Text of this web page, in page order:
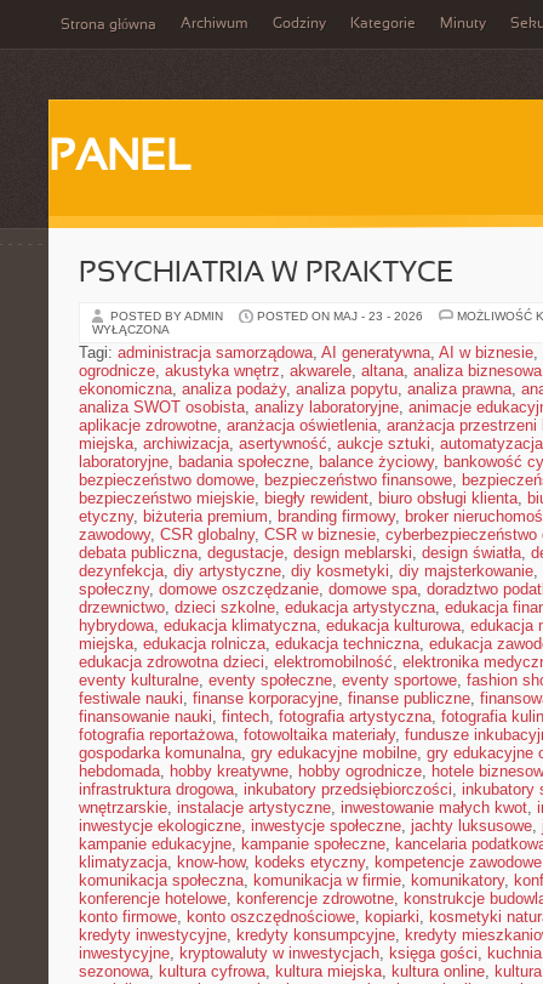
Strona główna Archiwum Godziny Kategorie Minuty
PANEL
PSYCHIATRIA W PRAKTYCE
POSTED BY ADMIN POSTED ON MAJ - 23 - 2026
MOŻLIWOŚĆ
WYŁĄCZONA
Tagi: administracja samorządowa, AI generatywna, AI w biznesie,
ogrodnicze, akustyka wnętrz, akwarele, altana, analiza biznesowa
ekonomiczna, analiza podaży, analiza popytu, analiza prawna,
analiza SWOT osobista, analizy laboratoryjne, animacje
aplikacje zdrowotne, aranżacja oświetlenia, aranżacja przestrzeni
miejska, archiwizacja, asertywność, aukcje sztuki,
laboratoryjne, badania społeczne, balance życiowy, bankowość
bezpieczeństwo domowe, bezpieczeństwo finansowe,
bezpieczeństwo miejskie, biegły rewident, biuro obsługi klienta,
etyczny, biżuteria premium, branding firmowy, broker
zawodowy, CSR globalny, CSR w biznesie, cyberbezpieczeństwo
debata publiczna, degustacje, design meblarski, design światła,
dezynfekcja, diy artystyczne, diy kosmetyki, diy majsterkowanie,
społeczny, domowe oszczędzanie, domowe spa, doradztwo
drzewnictwo, dzieci szkolne, edukacja artystyczna, edukacja
hybrydowa, edukacja klimatyczna, edukacja kulturowa, edukacja
miejska, edukacja rolnicza, edukacja techniczna, edukacja
edukacja zdrowotna dzieci, elektromobilność, elektronika
eventy kulturalne, eventy społeczne, eventy sportowe, fashion
festiwale nauki, finanse korporacyjne, finanse publiczne,
finansowanie nauki, fintech, fotografia artystyczna, fotografia
fotografia reportażowa, fotowoltaika materiały, fundusze
gospodarka komunalna, gry edukacyjne mobilne, gry edukacyjne
hebdomada, hobby kreatywne, hobby ogrodnicze, hotele
infrastruktura drogowa, inkubatory przedsiębiorczości, inkubatory
wnętrzarskie, instalacje artystyczne, inwestowanie małych kwot,
inwestycje ekologiczne, inwestycje społeczne, jachty luksusowe,
kampanie edukacyjne, kampanie społeczne, kancelaria
klimatyzacja, know-how, kodeks etyczny, kompetencje zawodowe
komunikacja społeczna, komunikacja w firmie, komunikatory,
konferencje hotelowe, konferencje zdrowotne, konstrukcje
konto firmowe, konto oszczędnościowe, kopiarki, kosmetyki
kredyty inwestycyjne, kredyty konsumpcyjne, kredyty
inwestycyjne, kryptowaluty w inwestycjach, księga gości,
sezonowa, kultura cyfrowa, kultura miejska, kultura online,